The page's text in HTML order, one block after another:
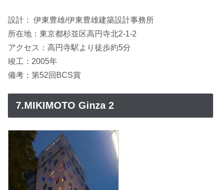
設計： 伊東豊雄/伊東豊雄建築設計事務所
所在地：東京都杉並区高円寺北2-1-2
アクセス：高円寺駅より徒歩約5分
竣工：2005年
備考：第52回BCS賞
7.MIKIMOTO Ginza 2